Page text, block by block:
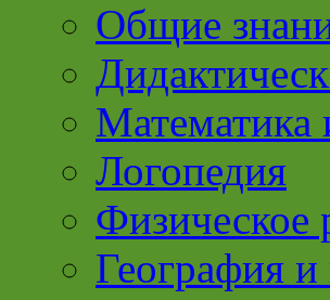
Общие
Математика
Логопедия
Физическое
География